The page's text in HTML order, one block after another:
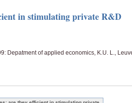
in stimulating private R&D
Depatment of applied economics, K.U. L.,